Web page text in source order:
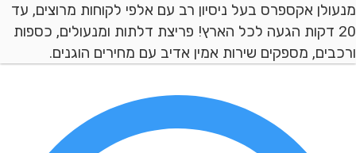
אקספרס בעל ניסיון רב עם אלפי לקוחות מרוצים, עד
דקות הגעה לכל הארץ! פריצת דלתות ומנעולים, כספות
מספקים שירות אמין אדיב עם מחירים הוגנים.